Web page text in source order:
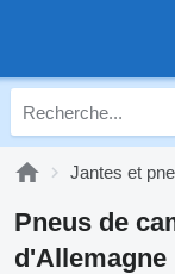
Jantes et
Pneus de
d'Allemagne